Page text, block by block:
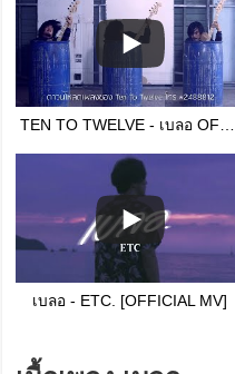
TEN TO TWELVE - เบลอ OFFICIAL MV
เบลอ - ETC. [OFFICIAL MV]